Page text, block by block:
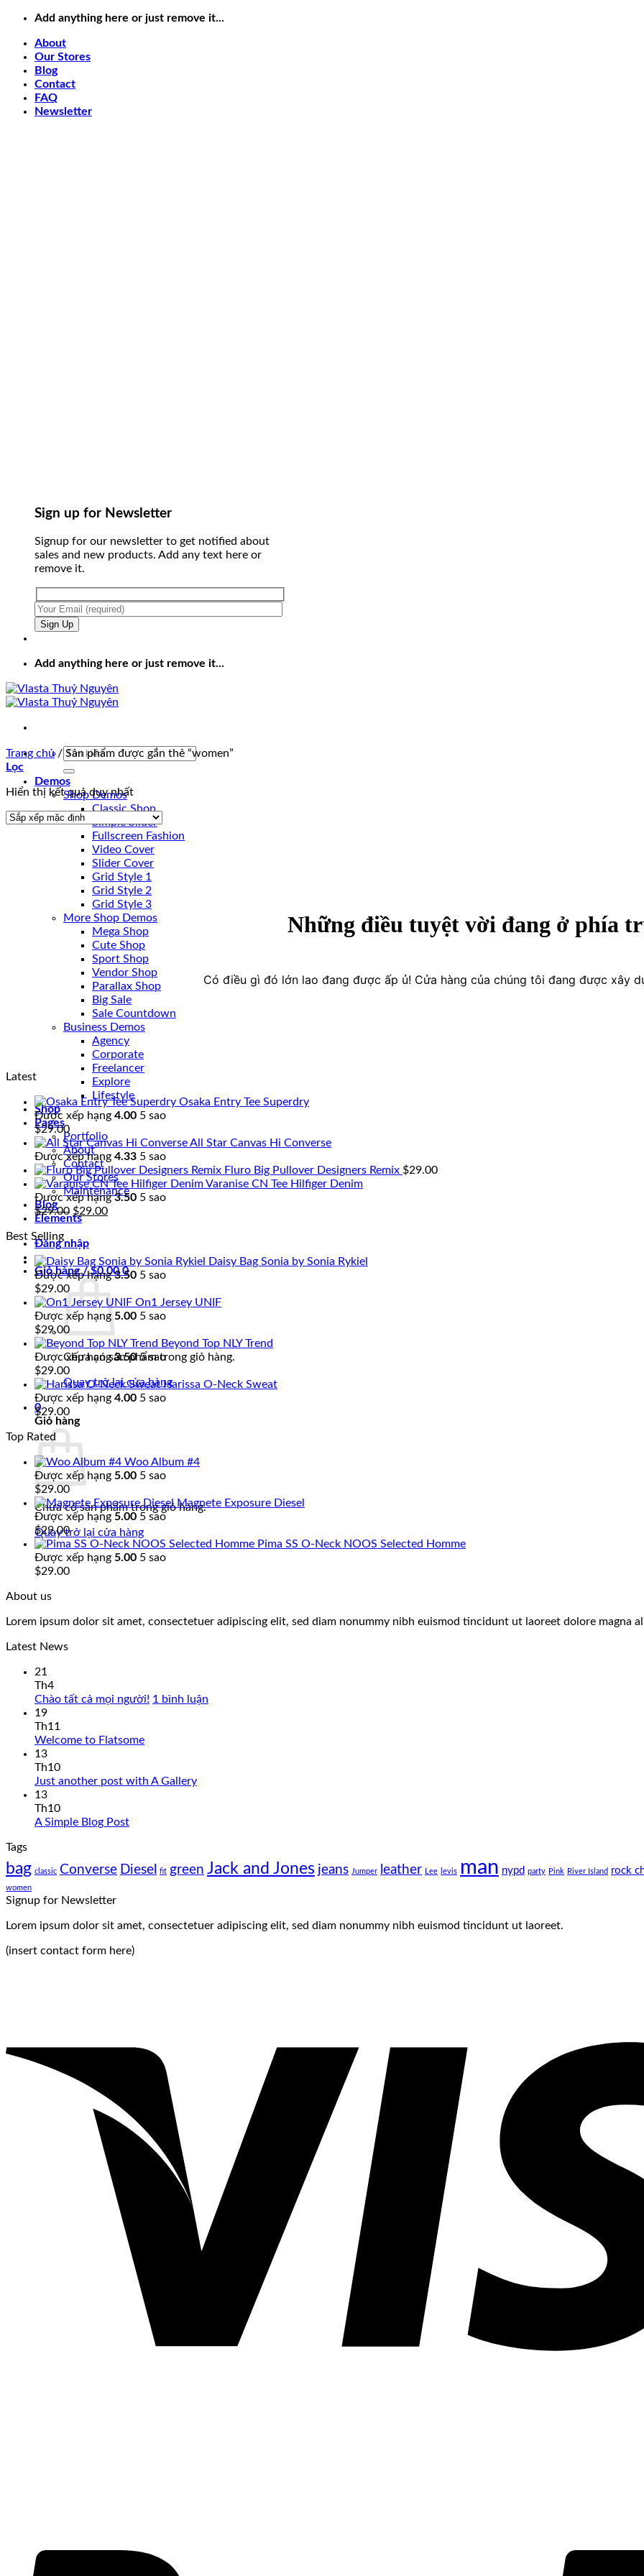
dung
Add anything here or just remove it...
About
Our Stores
Blog
Contact
FAQ
Newsletter
Sign up for Newsletter
Signup for our newsletter to get notified about
sales and new products. Add any text here or
remove it.
Add anything here or just remove it...
Tìm
Demos
Shop Demos
Classic Shop
Simple Slider
Fullscreen Fashion
Video Cover
Slider Cover
Grid Style 1
Grid Style 2
Grid Style 3
More Shop Demos
Mega Shop
Cute Shop
Sport Shop
Vendor Shop
Parallax Shop
Big Sale
Sale Countdown
Business Demos
Agency
Corporate
Freelancer
Explore
Lifestyle
Shop
Pages
Portfolio
About
Contact
Our Stores
Maintenance
Blog
Elements
Đăng nhập
Giỏ hàng /$0.00 0
Chưa có sản phẩm trong giỏ hàng.
Quay trở lại cửa hàng
0
Giỏ hàng
Chưa có sản phẩm trong giỏ hàng.
Quay trở lại cửa hàng
Trang chủ / Sản phẩm được gắn thẻ “women”
Lọc
Hiển thị kết quả duy nhất
Những điều tuyệt vời đang ở phía
Có điều gì đó lớn lao đang được ấp ủ! Cửa hàng của chúng tôi đang được xây
Latest
Osaka Entry Tee Superdry
Được xếp hạng 4.00 5 sao
$29.00
All Star Canvas Hi Converse
Được xếp hạng 4.33 5 sao
Fluro Big Pullover Designers Remix $29.00
Varanise CN Tee Hilfiger Denim
Được xếp hạng3.50 5 sao
$29.00 Giá
gốc
là:
$29.00.
$29.00Giá
$29.00.
Best Selling
Daisy Bag Sonia by Sonia Rykiel
Được xếp hạng3.50 5 sao
$29.00
On1 Jersey UNIF
Được xếp hạng 5.00 5 sao
$29.00
Beyond Top NLY Trend
Được xếp hạng3.505 sao
$29.00
Harissa O-Neck Sweat
Được xếp hạng 4.00 5 sao
$29.00
Top Rated
Woo Album #4
Được xếp hạng 5.00 5 sao
$29.00
Magnete Exposure Diesel
Được xếp hạng 5.00 5 sao
$29.00
Pima SS O-Neck NOOS Selected Homme
Được xếp hạng 5.00 5 sao
$29.00
About us
Lorem ipsum dolor sit amet, consectetuer adipiscing elit, sed diam nonummy nibh euismod tincidunt ut laoreet dolore magna
Latest News
21
Th4
Chào tất cả mọi người! 1 bình luận
19
Th11
Welcome to FlatsomeKhông
luận
13
Th10
Just another post with A GalleryKhông
another
post
13
Th10
A Simple Blog PostKhông
luận
ở
Post
Tags
bag classic Converse Diesel fit green Jack and Jones jeans Jumper leather Lee levis man nypd party Pink River Island rock
women
Signup for Newsletter
Lorem ipsum dolor sit amet, consectetuer adipiscing elit, sed diam nonummy nibh euismod tincidunt ut laoreet.
(insert contact form here)